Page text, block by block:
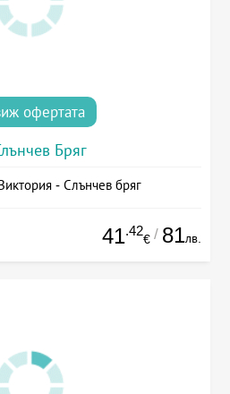
офертата
Бряг
- Слънчев бряг
41.42
€ / 81лв.